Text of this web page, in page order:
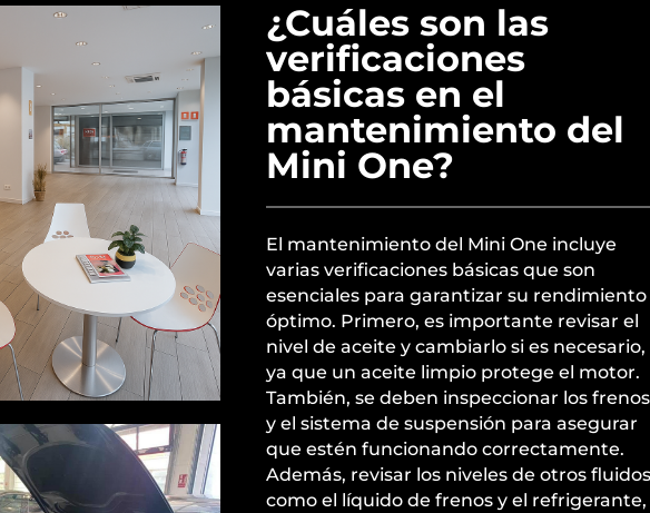
¿Cuáles son las
verificaciones
básicas en el
mantenimiento del
Mini One?
El mantenimiento del Mini One incluye
varias verificaciones básicas que son
esenciales para garantizar su rendimiento
óptimo. Primero, es importante revisar el
nivel de aceite y cambiarlo si es necesario,
ya que un aceite limpio protege el motor.
También, se deben inspeccionar los frenos
y el sistema de suspensión para asegurar
que estén funcionando correctamente.
Además, revisar los niveles de otros
como el líquido de frenos y el refrigerante,